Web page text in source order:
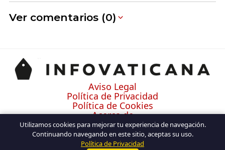
Ver comentarios (0)
Aviso Legal
Política de Privacidad
Política de Cookies
Acerca de
Contacto
Utilizamos cookies para mejorar tu experiencia de navegación.
Continuando navegando en este sitio, aceptas su uso.
Política de Privacidad